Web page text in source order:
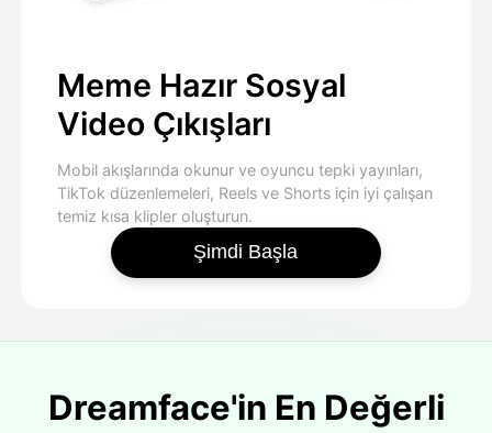
Meme Hazır Sosyal
Video Çıkışları
Mobil akışlarında okunur ve oyuncu tepki yayınları,
TikTok düzenlemeleri, Reels ve Shorts için iyi çalışan
temiz kısa klipler oluşturun.
Şimdi Başla
Dreamface'in En Değerli